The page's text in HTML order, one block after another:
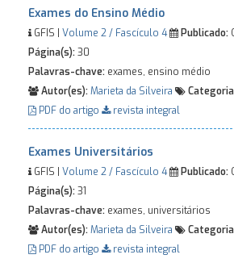
Exames do Ensino Médio
GFIS | Volume 2 / Fascículo 4 Publicado:
Página(s):30
Palavras-chave: exames, ensino médio
Autor(es):Marieta da Silveira
PDF do artigo
revista integral
Exames Universitários
GFIS | Volume 2 / Fascículo 4 Publicado:
Página(s):31
Palavras-chave: exames, universitários
Autor(es):Marieta da Silveira
PDF do artigo
revista integral